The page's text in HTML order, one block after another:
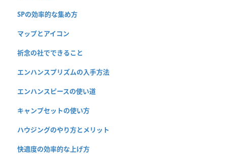
SPの効率的な集め方
マップとアイコン
祈念の社でできること
エンハンスプリズムの入手方法
エンハンスピースの使い道
キャンプセットの使い方
ハウジングのやり方とメリット
快適度の効率的な上げ方